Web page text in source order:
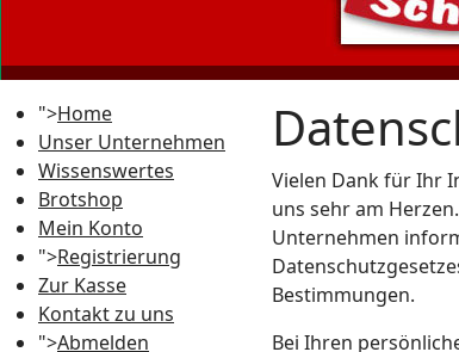
">Home
Unser Unternehmen
Wissenswertes
Brotshop
Mein Konto
">Registrierung
Zur Kasse
Kontakt zu uns
">Abmelden
Vielen Dank für Ihr
uns sehr am
Unternehmen
Bestimmungen.
Bei Ihren